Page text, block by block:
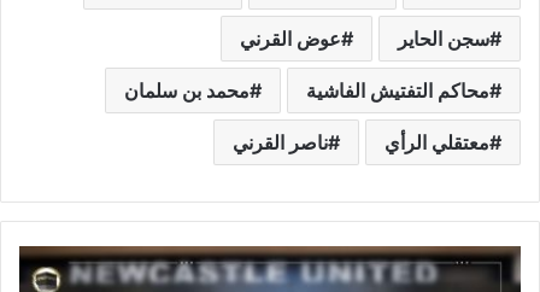
سجن الحاير عوض القرني
محاكم التفتيش الفاشية محمد بن سلمان
معتقلي الرأي ناصر القرني